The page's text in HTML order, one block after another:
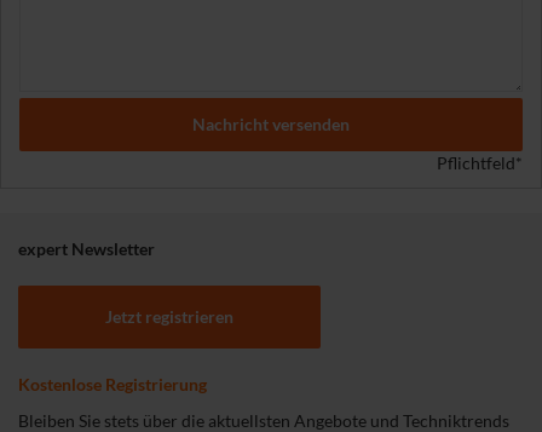
Nachricht versenden
Pflichtfeld*
expert Newsletter
Jetzt registrieren
Kostenlose Registrierung
Bleiben Sie stets über die aktuellsten Angebote und Techniktrends